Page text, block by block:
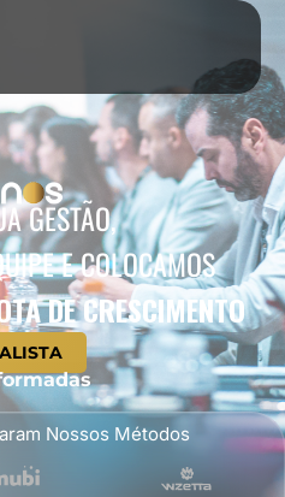
GESTÃO,
E COLOCAMOS
DE CRESCIMENTO
Nossos Métodos